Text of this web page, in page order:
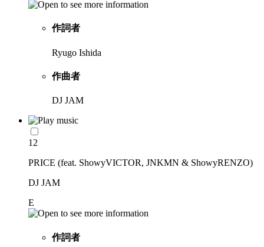
作詞者
Ryugo Ishida
作曲者
DJ JAM
12
PRICE (feat. ShowyVICTOR, JNKMN & ShowyRENZO)
DJ JAM
E
作詞者